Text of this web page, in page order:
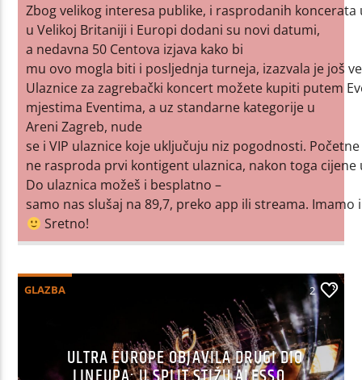
Zbog velikog interesa publike, i rasprodanih
u Velikoj Britaniji i Europi dodani su novi datumi,
a nedavna 50 Centova izjava kako bi
mu ovo mogla biti i posljednja turneja, izazvala je još
Ulaznice za zagrebački koncert možete kupiti putem
mjestima Eventima, a uz standarne kategorije u
Areni Zagreb, nude
se i VIP ulaznice koje uključuju niz pogodnosti.
ne rasproda prvi kontigent ulaznica, nakon toga cijene
Do ulaznica možeš i besplatno –
samo nas slušaj na 89,7, preko app ili streama.
Sretno!
GLAZBA 2
ULTRA EUROPE OBJAVILA DRUGI DIO